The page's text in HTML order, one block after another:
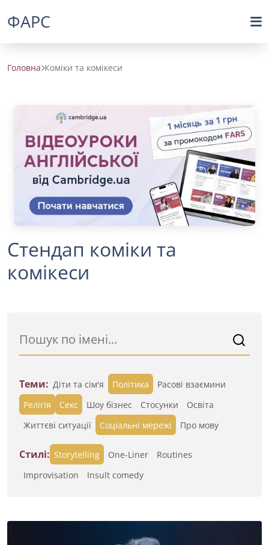
ФАРС
Головна Коміки та комікеси
Стендап коміки та
комікеси
Теми: Діти та сім'я Політика
Расові взаємини
Релігія
Секс Шоу бізнес Стосунки
Освіта
Життєві ситуації
Cоціальні мережі Про мову
Стилі: Storytelling One-Liner
Routines
Improvisation
Insult comedy